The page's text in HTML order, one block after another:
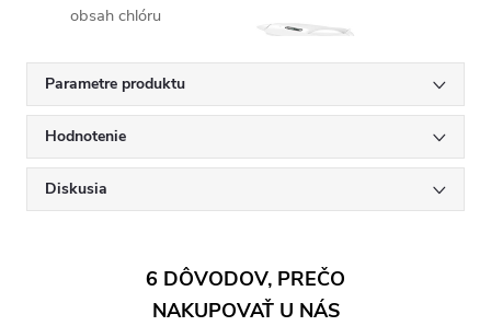
obsah chlóru
nežiadúcich
látok vo
vode
Vyrobená z
kvalitných
materiálov
Parametre produktu
Hodnotenie
Diskusia
6 DÔVODOV, PREČO
NAKUPOVAŤ U NÁS